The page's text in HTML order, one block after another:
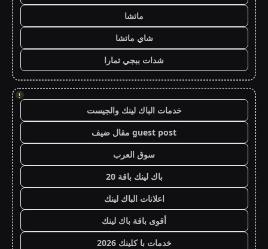
ماتشا
شاي ماتشا
شدات ببجي تمارا
!
خدمات الباك لينك والجيست
guest post مقال ضيف
سوق العرب
باك لينك باقة 20
اعلانات الباك لينك
أقوى باقة باك لينك
خدمات با كلينك 2026